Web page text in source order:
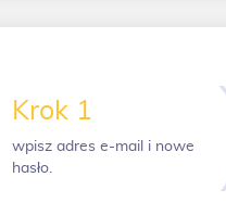
Krok 1
wpisz adres e-mail i nowe
hasło.